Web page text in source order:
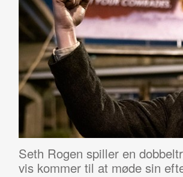
Seth Rogen spiller en
vis kommer til at møde sin